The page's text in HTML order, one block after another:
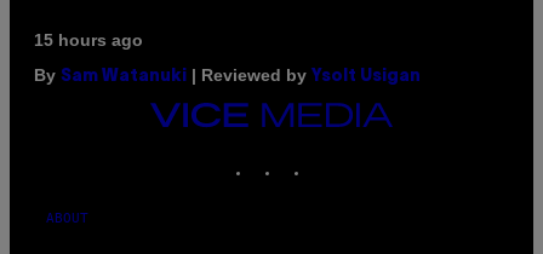
15 hours ago
By Sam Watanuki | Reviewed by Ysolt Usigan
VICE
MEDIA
ABOUT